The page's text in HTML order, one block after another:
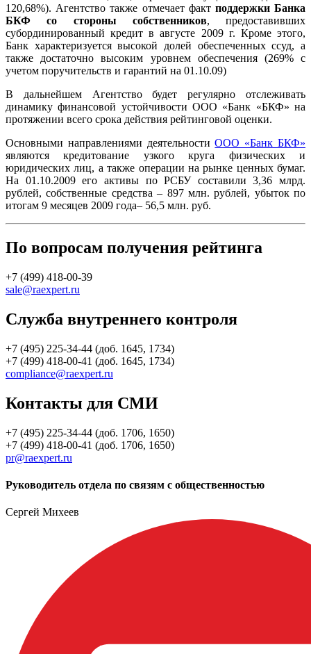
120,68%). Агентство также отмечает факт поддержки Банка
БКФ со стороны собственников, предоставивших
субординированный кредит в августе 2009 г. Кроме этого,
Банк характеризуется высокой долей обеспеченных ссуд, а
также достаточно высоким уровнем обеспечения (269% с
учетом поручительств и гарантий на 01.10.09)
В дальнейшем Агентство будет регулярно отслеживать
динамику финансовой устойчивости ООО «Банк «БКФ» на
протяжении всего срока действия рейтинговой оценки.
Основными направлениями деятельностиООО «Банк БКФ»
являются кредитование узкого круга физических и
юридических лиц, а также операции на рынке ценных бумаг.
На 01.10.2009 его активы по РСБУ составили 3,36 млрд.
рублей, собственные средства – 897 млн. рублей, убыток по
итогам 9 месяцев 2009 года– 56,5 млн. руб.
По вопросам получения рейтинга
+7 (499) 418-00-39
sale@raexpert.ru
Служба внутреннего контроля
+7 (495) 225-34-44 (доб. 1645, 1734)
+7 (499) 418-00-41 (доб. 1645, 1734)
compliance@raexpert.ru
Контакты для СМИ
+7 (495) 225-34-44 (доб. 1706, 1650)
+7 (499) 418-00-41 (доб. 1706, 1650)
pr@raexpert.ru
Руководитель отдела по связям с общественностью
Сергей Михеев